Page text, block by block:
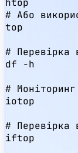
htop
# Або
top
# Перевірка
df -h
#
iotop
# Перевірка
iftop